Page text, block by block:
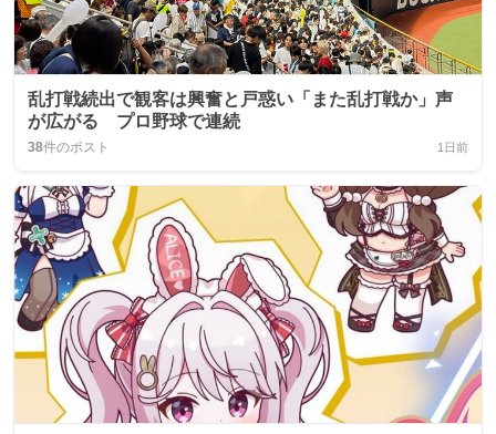
乱打戦続出で観客は興奮と戸惑い「また乱打戦か」声
が広がる プロ野球で連続
38件のポスト 1日前